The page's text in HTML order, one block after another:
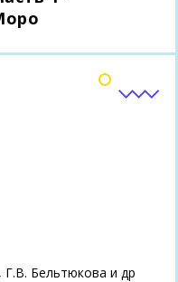
Бельтюкова и др